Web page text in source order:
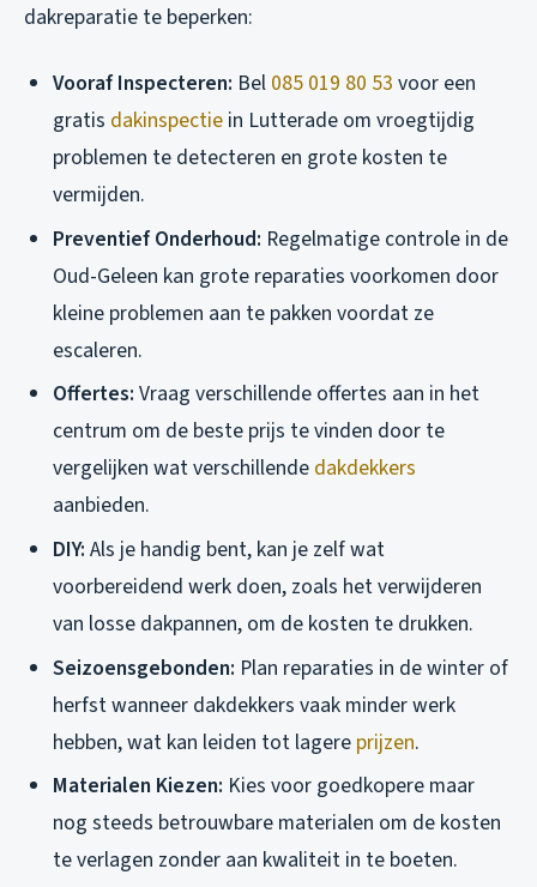
dakreparatie te beperken:
Vooraf Inspecteren: Bel 085 019 80 53 voor een
gratis dakinspectie in Lutterade om vroegtijdig
problemen te detecteren en grote kosten te
vermijden.
Preventief Onderhoud: Regelmatige controle in de
Oud-Geleen kan grote reparaties voorkomen door
kleine problemen aan te pakken voordat ze
escaleren.
Offertes: Vraag verschillende offertes aan in het
centrum om de beste prijs te vinden door te
vergelijken wat verschillende dakdekkers
aanbieden.
DIY: Als je handig bent, kan je zelf wat
voorbereidend werk doen, zoals het verwijderen
van losse dakpannen, om de kosten te drukken.
Seizoensgebonden: Plan reparaties in de winter of
herfst wanneer dakdekkers vaak minder werk
hebben, wat kan leiden tot lagere prijzen.
Materialen Kiezen: Kies voor goedkopere maar
nog steeds betrouwbare materialen om de kosten
te verlagen zonder aan kwaliteit in te boeten.